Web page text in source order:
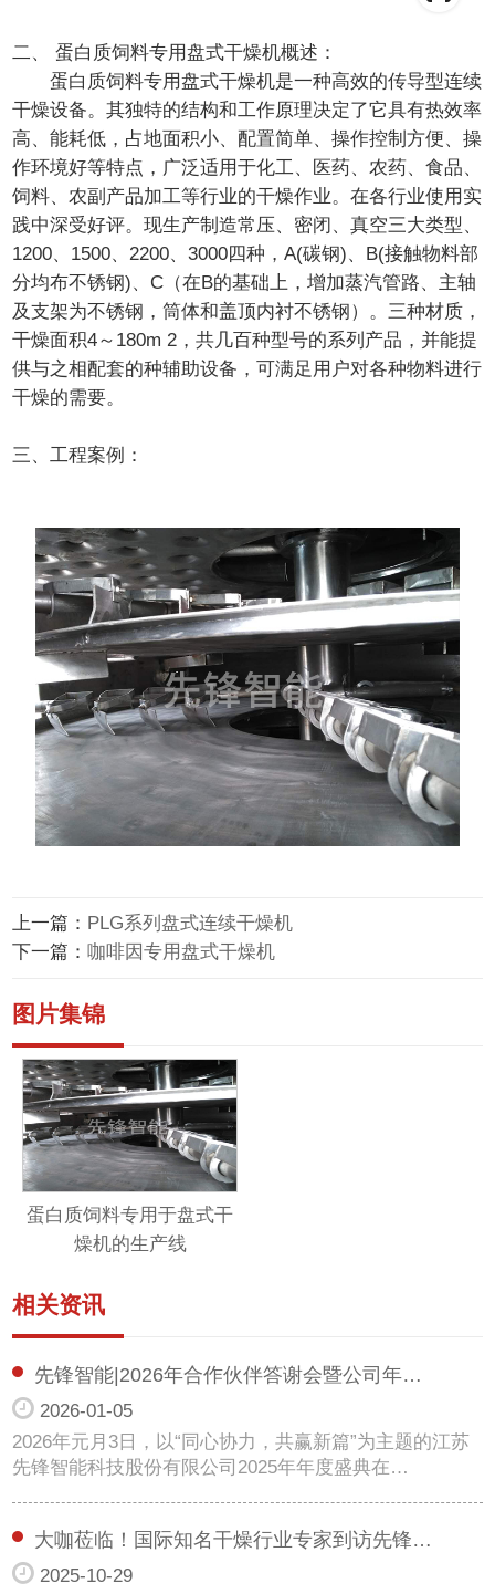
二、 蛋白质饲料专用盘式干燥机概述：
蛋白质饲料专用盘式干燥机是一种高效的传导型连续
干燥设备。其独特的结构和工作原理决定了它具有热效率
高、能耗低，占地面积小、配置简单、操作控制方便、操
作环境好等特点，广泛适用于化工、医药、农药、食品、
饲料、农副产品加工等行业的干燥作业。在各行业使用实
践中深受好评。现生产制造常压、密闭、真空三大类型、
1200、1500、2200、3000四种，A(碳钢)、B(接触物料部
分均布不锈钢)、C（在B的基础上，增加蒸汽管路、主轴
及支架为不锈钢，筒体和盖顶内衬不锈钢）。三种材质，
干燥面积4～180m 2，共几百种型号的系列产品，并能提
供与之相配套的种辅助设备，可满足用户对各种物料进行
干燥的需要。
三、工程案例：
上一篇： PLG系列盘式连续干燥机
下一篇： 咖啡因专用盘式干燥机
图片集锦
蛋白质饲料专用于盘式干
燥机的生产线
相关资讯
先锋智能|2026年合作伙伴答谢会暨公司年…
2026-01-05
2026年元月3日，以“同心协力，共赢新篇”为主题的江苏
先锋智能科技股份有限公司2025年年度盛典在…
大咖莅临！国际知名干燥行业专家到访先锋…
2025-10-29